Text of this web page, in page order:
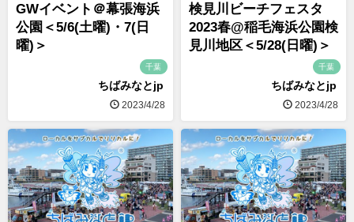
GWイベント＠幕張海浜
公園＜5/6(土曜)・7(日
曜)＞
千葉
ちばみなとjp
2023/4/28
検見川ビーチフェスタ
2023春@稲毛海浜公園検
見川地区＜5/28(日曜)＞
千葉
ちばみなとjp
2023/4/28